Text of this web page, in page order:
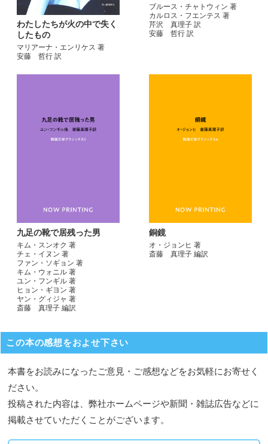
わたしたちが火の中で失く
したもの
マリアーナ・エンリケス 著
安藤 哲行 訳
ブルース・チャトウィン 著
カルロス・フエンテス 著
芹沢 真理子 訳
安藤 哲行 訳
九足の靴で居残った男
キム・スンオク 著
チェ・イヌン 著
ファン・ソギョン 著
キム・ウォニル 著
ユン・フンギル 著
ヒョン・ギヨン 著
ヤン・グィジャ 著
斎藤 真理子 編訳
銅鏡
オ・ジョンヒ 著
斎藤 真理子 編訳
この本の感想をおよせ下さい
本書をお読みになったご意見・ご感想などをお気軽にお寄せく
ださい。
投稿された内容は、弊社ホームページや新聞・雑誌広告などに
掲載させていただくことがございます。